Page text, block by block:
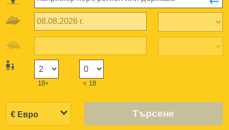
18+ < 18
Търсене